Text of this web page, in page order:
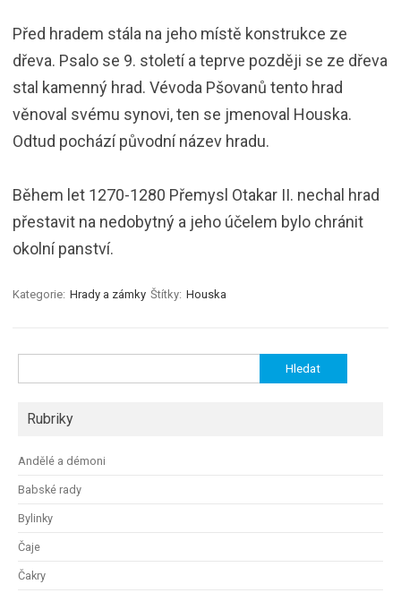
Před hradem stála na jeho místě konstrukce ze
dřeva. Psalo se 9. století a teprve později se ze dřeva
stal kamenný hrad. Vévoda Pšovanů tento hrad
věnoval svému synovi, ten se jmenoval Houska.
Odtud pochází původní název hradu.
Během let 1270-1280 Přemysl Otakar II. nechal hrad
přestavit na nedobytný a jeho účelem bylo chránit
okolní panství.
Kategorie: Hrady a zámky Štítky: Houska
Rubriky
Andělé a démoni
Babské rady
Bylinky
Čaje
Čakry